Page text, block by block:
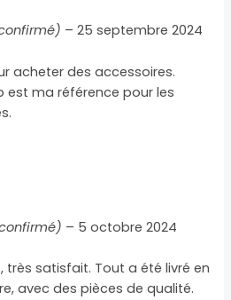
– 25 septembre 2024
acheter des accessoires.
est ma référence pour les
– 5 octobre 2024
très satisfait. Tout a été livré en
avec des pièces de qualité.